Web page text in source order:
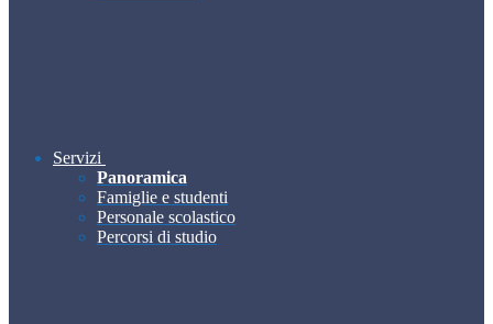
Servizi
Panoramica
Famiglie e studenti
Personale scolastico
Percorsi di studio